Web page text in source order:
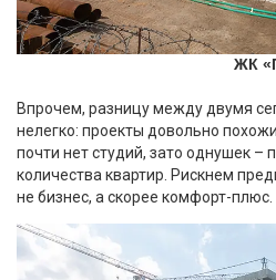
ЖК
Впрочем, разницу между двумя
нелегко: проекты довольно
почти нет студий, зато однушек –
количества квартир. Рискнем
не бизнес, а скорее комфорт-плюс.